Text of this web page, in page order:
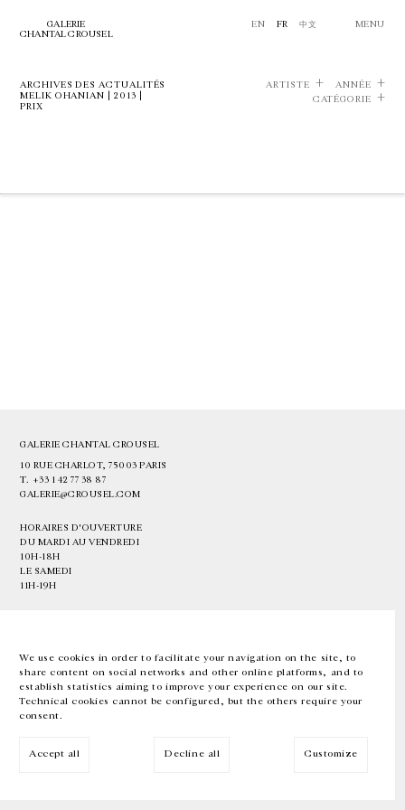
We use cookies in order to facilitate your navigation on the site, to
share content on social networks and other online platforms, and to
establish statistics aiming to improve your experience on our site.
Technical cookies cannot be configured, but the others require your
consent.
Accept all Decline all Customize
GALERIE
CHANTAL CROUSEL
EN FR 中文 MENU
ARCHIVES DES ACTUALITÉS
MELIK OHANIAN | 2013 |
PRIX
ARTISTE
ANNÉE
CATÉGORIE
GALERIE CHANTAL CROUSEL
10 RUE CHARLOT, 75003 PARIS
T. +33 1 42 77 38 87
GALERIE@CROUSEL.COM
HORAIRES D'OUVERTURE
DU MARDI AU VENDREDI
10H-18H
LE SAMEDI
11H-19H
EN FR 中文 Facebook Instagram
Inscrivez-vous à notre newsletter